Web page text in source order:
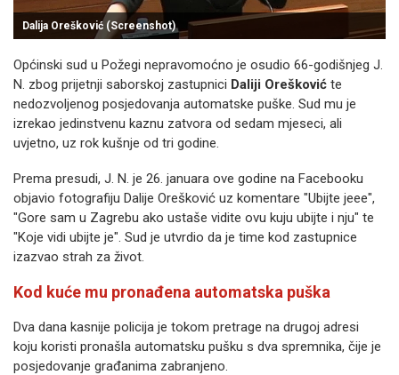
Dalija Orešković (Screenshot)
Općinski sud u Požegi nepravomoćno je osudio 66-godišnjeg J.
N. zbog prijetnji saborskoj zastupnici Daliji Orešković te
nedozvoljenog posjedovanja automatske puške. Sud mu je
izrekao jedinstvenu kaznu zatvora od sedam mjeseci, ali
uvjetno, uz rok kušnje od tri godine.
Prema presudi, J. N. je 26. januara ove godine na Facebooku
objavio fotografiju Dalije Orešković uz komentare "Ubijte jeee",
"Gore sam u Zagrebu ako ustaše vidite ovu kuju ubijte i nju" te
"Koje vidi ubijte je". Sud je utvrdio da je time kod zastupnice
izazvao strah za život.
Kod kuće mu pronađena automatska puška
Dva dana kasnije policija je tokom pretrage na drugoj adresi
koju koristi pronašla automatsku pušku s dva spremnika, čije je
posjedovanje građanima zabranjeno.